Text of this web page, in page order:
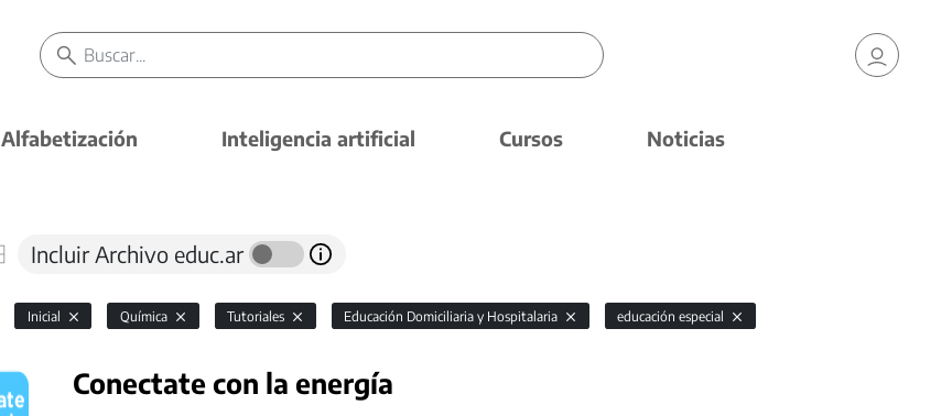
Alfabetización Inteligencia artificial Cursos Noticias
Incluir Archivo educ.ar
Inicial Química Tutoriales Educación Domiciliaria y Hospitalaria educación especial
Conectate con la energía